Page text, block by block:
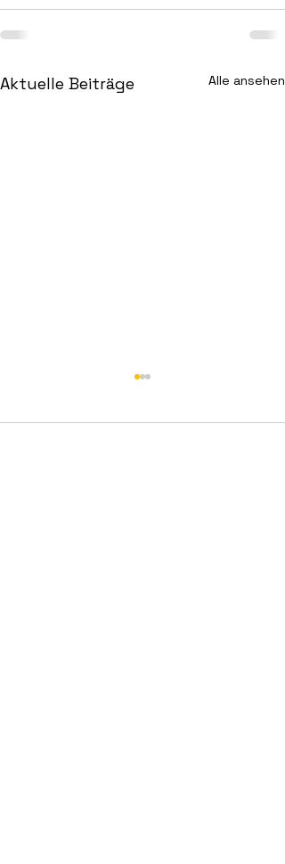
Aktuelle Beiträge Alle ansehen